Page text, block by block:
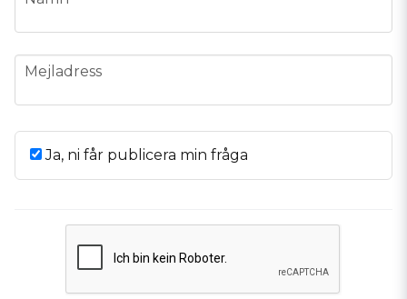
email
Mejladress
Ja, ni får publicera min fråga